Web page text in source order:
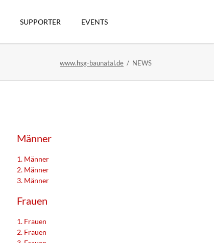
SUPPORTER EVENTS
www.hsg-baunatal.de NEWS
Männer
1. Männer
2. Männer
3. Männer
Frauen
1. Frauen
2. Frauen